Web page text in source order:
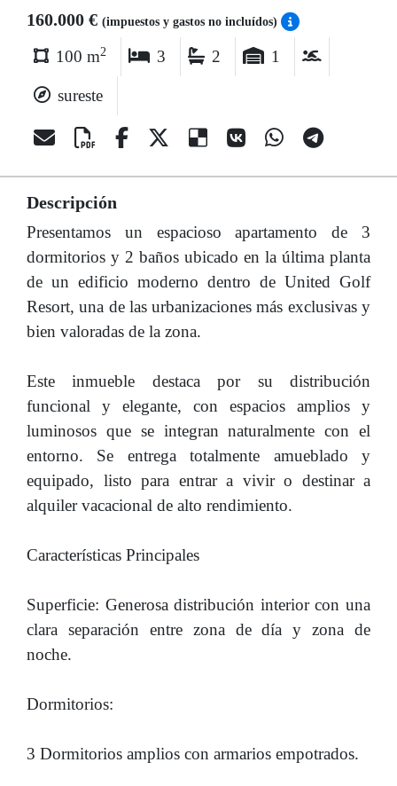
160.000 € (impuestos y gastos no incluídos)
100 m2 3 2 1
sureste
Descripción
Presentamos un espacioso apartamento de 3
dormitorios y 2 baños ubicado en la última planta
de un edificio moderno dentro de United Golf
Resort, una de las urbanizaciones más exclusivas y
bien valoradas de la zona.
Este inmueble destaca por su distribución
funcional y elegante, con espacios amplios y
luminosos que se integran naturalmente con el
entorno. Se entrega totalmente amueblado y
equipado, listo para entrar a vivir o destinar a
alquiler vacacional de alto rendimiento.
Características Principales
Superficie: Generosa distribución interior con una
clara separación entre zona de día y zona de
noche.
Dormitorios:
3 Dormitorios amplios con armarios empotrados.